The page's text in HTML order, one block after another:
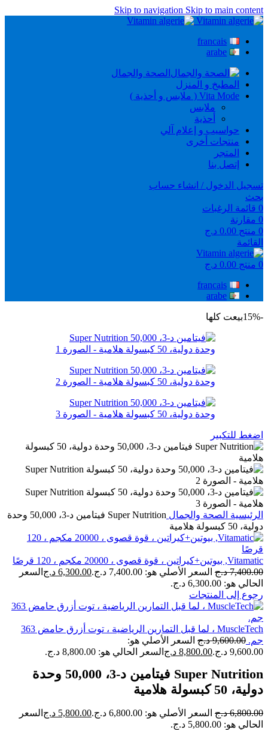
Skip to navigation Skip to main content
francais
arabe
الصحة والجمال
المطبخ و المنزل
Vita Mode ( ملابس و أحذية )
ملابس
أحذية
حواسيب و إعلام آلي
منتجات أخرى
المتجر
إتصل بنا
تسجيل الدخول / انشاء حساب
بحث
0 قائمة الرغبات
0 مقارنة
0 منتج 0.00 د.ج
القائمة
0 منتج 0.00 د.ج
francais
arabe
-15% بيعت كلها
اضغط للتكبير
الرئيسية الصحة والجمال
Super Nutrition فيتامين د-3، 50,000 وحدة
دولية، 50 كبسولة هلامية
Vitamatic‏, بيوتين+كيراتين ، قوة قصوى ، 20000 مكجم ، 120 قرصًا
7,400.00 د.ج السعر الأصلي هو: 7,400.00 د.ج. 6,300.00 د.ج السعر
الحالي هو: 6,300.00 د.ج.
رجوع إلى المنتجات
MuscleTech‏ ، لما قبل التمارين الرياضية ، توت أزرق حامض 363
جم. 9,600.00 د.ج السعر الأصلي هو:
9,600.00 د.ج.
8,800.00 د.ج السعر الحالي هو: 8,800.00 د.ج.
Super Nutrition فيتامين د-3، 50,000 وحدة
دولية، 50 كبسولة هلامية
6,800.00 د.ج السعر الأصلي هو: 6,800.00 د.ج. 5,800.00 د.ج السعر
الحالي هو: 5,800.00 د.ج.